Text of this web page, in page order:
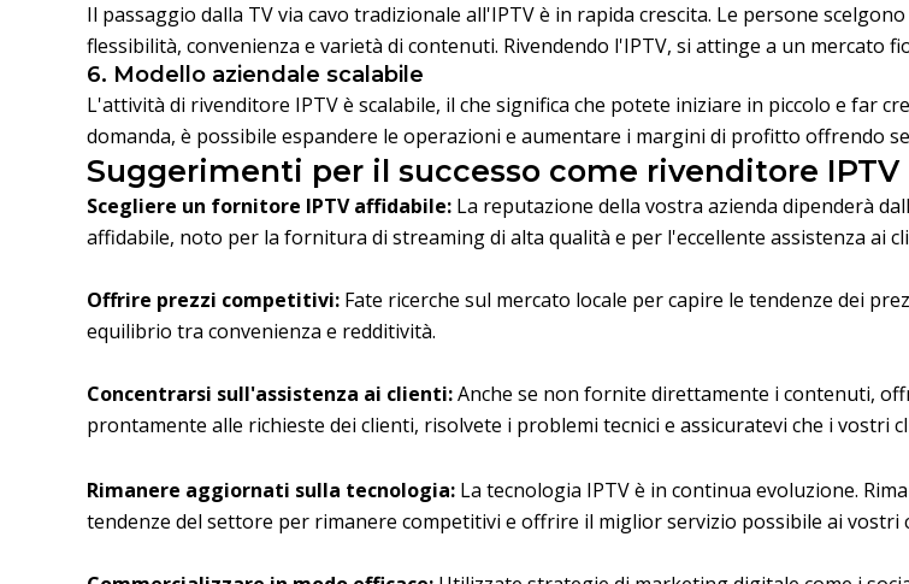
Il passaggio dalla TV via cavo tradizionale all'IPTV è in rapida crescita. Le persone
flessibilità, convenienza e varietà di contenuti. Rivendendo l'IPTV, si attinge a un mercato
6. Modello aziendale scalabile
L'attività di rivenditore IPTV è scalabile, il che significa che potete iniziare in piccolo e far
domanda, è possibile espandere le operazioni e aumentare i margini di profitto offrendo
Suggerimenti per il successo come rivenditore IPTV
Scegliere un fornitore IPTV affidabile: La reputazione della vostra azienda dipenderà
affidabile, noto per la fornitura di streaming di alta qualità e per l'eccellente assistenza ai
Offrire prezzi competitivi: Fate ricerche sul mercato locale per capire le tendenze dei
equilibrio tra convenienza e redditività.
Concentrarsi sull'assistenza ai clienti:Anche se non fornite direttamente i contenuti,
prontamente alle richieste dei clienti, risolvete i problemi tecnici e assicuratevi che i vostri
Rimanere aggiornati sulla tecnologia: La tecnologia IPTV è in continua evoluzione.
tendenze del settore per rimanere competitivi e offrire il miglior servizio possibile ai vostri